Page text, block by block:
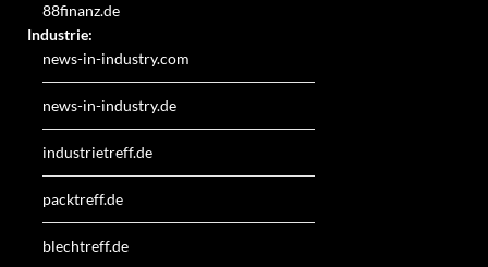
88finanz.de
Industrie:
news-in-industry.com
news-in-industry.de
industrietreff.de
packtreff.de
blechtreff.de